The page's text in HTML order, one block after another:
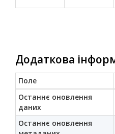
Додаткова
Поле
Останнє оновлення
даних
Останнє оновлення